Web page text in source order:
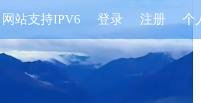
网站支持IPV6 登录 注册 个